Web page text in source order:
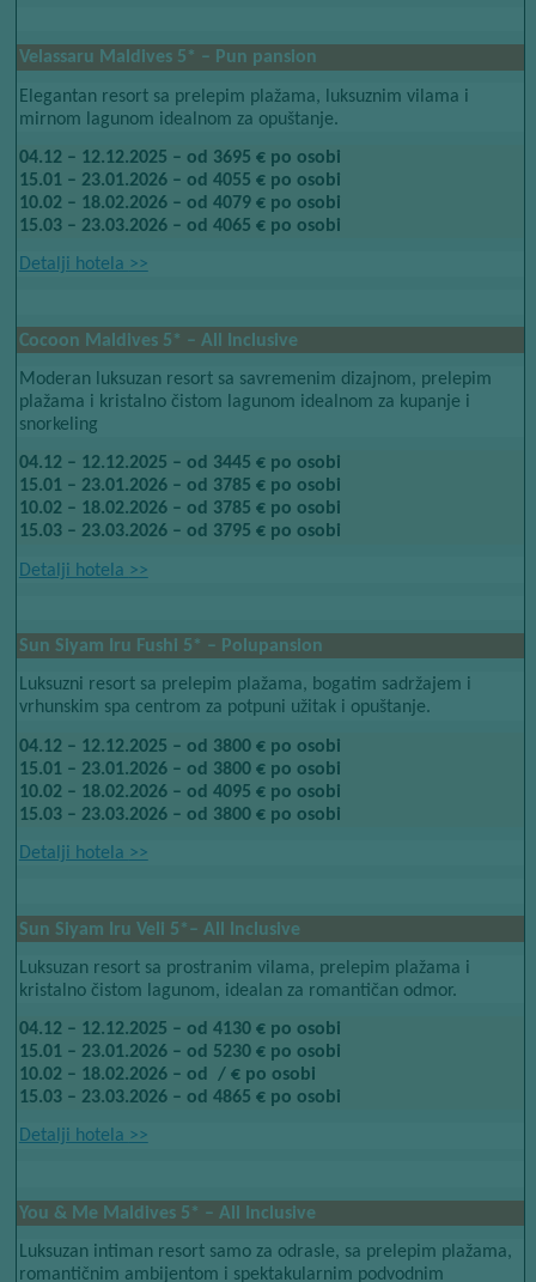
Velassaru Maldives​​ 5*​​ – Pun pansion
Elegantan resort sa prelepim plažama, luksuznim vilama i
mirnom lagunom idealnom za opuštanje.
04.12 – 12.12.2025 – od 3695 € po osobi
15.01 – 23.01.2026 – od 4055 € po osobi
10.02 – 18.02.2026 – od 4079 € po osobi
15.03 – 23.03.2026 – od 4065 € po osobi
Detalji hotela​​ >>
Cocoon Maldives 5* – All Inclusive​​
Moderan luksuzan resort sa savremenim dizajnom, prelepim
plažama i kristalno čistom lagunom idealnom za kupanje i
snorkeling
04.12 – 12.12.2025 – od 3445 € po osobi
15.01 – 23.01.2026 – od 3785 € po osobi
10.02 – 18.02.2026 – od 3785 € po osobi
15.03 – 23.03.2026 – od 3795 € po osobi
Detalji hotela​​ >>
Sun Siyam Iru Fushi​​ 5*​​ – Polupansion
Luksuzni resort sa prelepim plažama, bogatim sadržajem i
vrhunskim spa centrom za potpuni užitak i opuštanje.
04.12 – 12.12.2025 – od 3800 € po osobi
15.01 – 23.01.2026 – od 3800 € po osobi
10.02 – 18.02.2026 – od 4095 € po osobi
15.03 – 23.03.2026 – od 3800 € po osobi
Detalji hotela​​ >>
Sun Siyam Iru Veli​​ 5*– All Inclusive
Luksuzan resort sa prostranim vilama, prelepim plažama i
kristalno čistom lagunom, idealan za romantičan odmor.
04.12 – 12.12.2025 – od 4130 € po osobi
15.01 – 23.01.2026 – od 5230 € po osobi
10.02 – 18.02.2026 – od ​​ / € po osobi
15.03 – 23.03.2026 – od 4865 € po osobi
Detalji hotela​​ >>
You & Me Maldives​​ 5*​​ – All Inclusive
Luksuzan intiman resort samo za odrasle, sa prelepim plažama,
romantičnim ambijentom i spektakularnim podvodnim